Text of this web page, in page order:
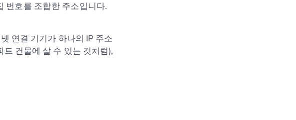
번호를 조합한 주소입니다.
연결 기기가 하나의 IP 주소
건물에 살 수 있는 것처럼),